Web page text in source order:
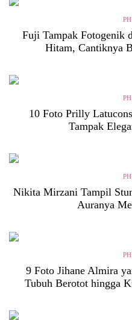
Fuji Tampak Fotogenik
Hitam, Cantiknya
10 Foto Prilly
Tampak
Nikita Mirzani Tampil
Auranya
9 Foto Jihane Almira
Tubuh Berotot hingga